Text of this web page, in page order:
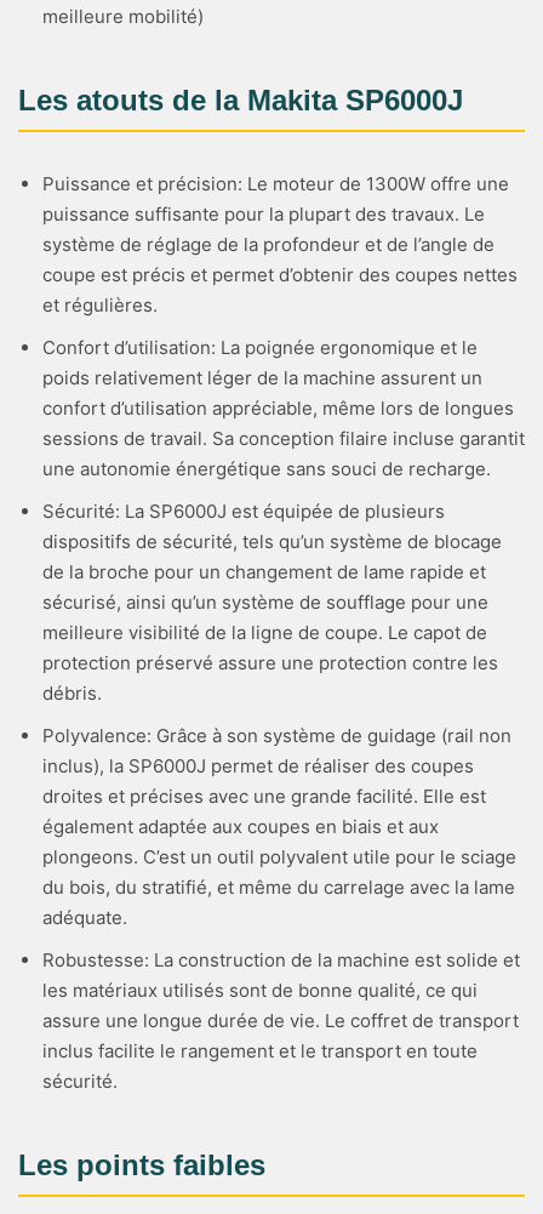
meilleure mobilité)
Les atouts de la Makita SP6000J
Puissance et précision: Le moteur de 1300W offre une
puissance suffisante pour la plupart des travaux. Le
système de réglage de la profondeur et de l’angle de
coupe est précis et permet d’obtenir des coupes nettes
et régulières.
Confort d’utilisation: La poignée ergonomique et le
poids relativement léger de la machine assurent un
confort d’utilisation appréciable, même lors de longues
sessions de travail. Sa conception filaire incluse garantit
une autonomie énergétique sans souci de recharge.
Sécurité: La SP6000J est équipée de plusieurs
dispositifs de sécurité, tels qu’un système de blocage
de la broche pour un changement de lame rapide et
sécurisé, ainsi qu’un système de soufflage pour une
meilleure visibilité de la ligne de coupe. Le capot de
protection préservé assure une protection contre les
débris.
Polyvalence: Grâce à son système de guidage (rail non
inclus), la SP6000J permet de réaliser des coupes
droites et précises avec une grande facilité. Elle est
également adaptée aux coupes en biais et aux
plongeons. C’est un outil polyvalent utile pour le sciage
du bois, du stratifié, et même du carrelage avec la lame
adéquate.
Robustesse: La construction de la machine est solide et
les matériaux utilisés sont de bonne qualité, ce qui
assure une longue durée de vie. Le coffret de transport
inclus facilite le rangement et le transport en toute
sécurité.
Les points faibles